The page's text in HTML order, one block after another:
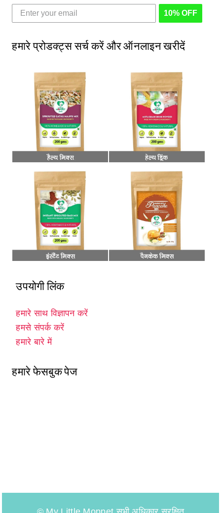
10% OFF
हमारे प्रोडक्ट्स सर्च करें और ऑनलाइन खरीदें
उपयोगी लिंक
हमारे साथ विज्ञापन करें
हमसे संपर्क करें
हमारे बारे में
हमारे फेसबुक पेज